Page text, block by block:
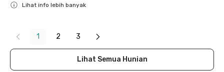
Lihat info lebih banyak
1 2 3
Lihat Semua Hunian